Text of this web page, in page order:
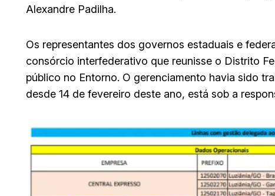
Alexandre Padilha.
Os representantes dos governos estaduais e
consórcio interfederativo que reunisse o Distrito
público no Entorno. O gerenciamento havia sido
desde 14 de fevereiro deste ano, está sob a